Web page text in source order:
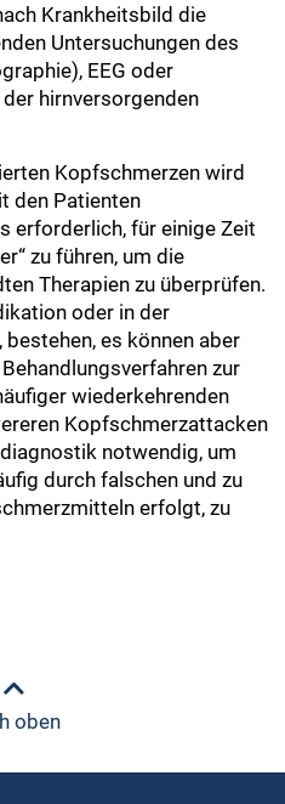
Krankheitsbild die
Untersuchungen des
EEG oder
hirnversorgenden
Kopfschmerzen wird
den Patienten
erforderlich, für einige Zeit
zu führen, um die
Therapien zu überprüfen.
oder in der
es können aber
zur
wiederkehrenden
Kopfschmerzattacken
notwendig, um
durch falschen und zu
erfolgt, zu
oben